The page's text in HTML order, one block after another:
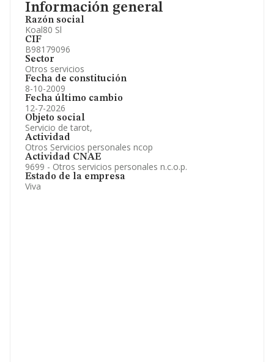
Información general
Razón social
Koal80 Sl
CIF
B98179096
Sector
Otros servicios
Fecha de constitución
8-10-2009
Fecha último cambio
12-7-2026
Objeto social
Servicio de tarot,
Actividad
Otros Servicios personales ncop
Actividad CNAE
9699 - Otros servicios personales n.c.o.p.
Estado de la empresa
Viva